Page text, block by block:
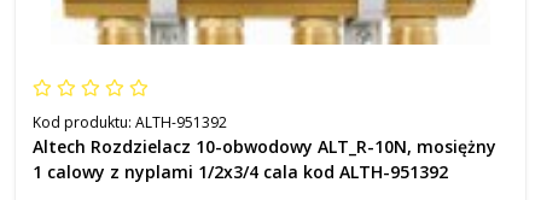
Kod produktu: ALTH-951392
Altech Rozdzielacz 10-obwodowy ALT_R-10N, mosiężny
1 calowy z nyplami 1/2x3/4 cala kod ALTH-951392